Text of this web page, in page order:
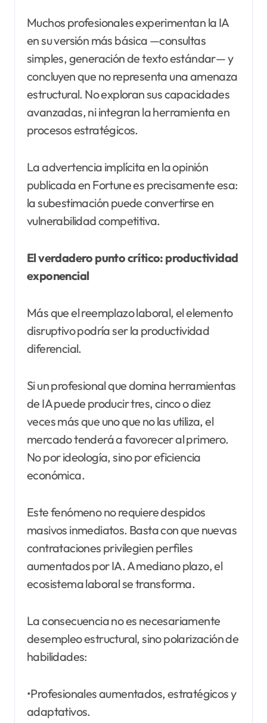
Muchos profesionales experimentan la IA
en su versión más básica —consultas
simples, generación de texto estándar— y
concluyen que no representa una amenaza
estructural. No exploran sus capacidades
avanzadas, ni integran la herramienta en
procesos estratégicos.
La advertencia implícita en la opinión
publicada en Fortune es precisamente esa:
la subestimación puede convertirse en
vulnerabilidad competitiva.
El verdadero punto crítico: productividad
exponencial
Más que el reemplazo laboral, el elemento
disruptivo podría ser la productividad
diferencial.
Si un profesional que domina herramientas
de IA puede producir tres, cinco o diez
veces más que uno que no las utiliza, el
mercado tenderá a favorecer al primero.
No por ideología, sino por eficiencia
económica.
Este fenómeno no requiere despidos
masivos inmediatos. Basta con que nuevas
contrataciones privilegien perfiles
aumentados por IA. A mediano plazo, el
ecosistema laboral se transforma.
La consecuencia no es necesariamente
desempleo estructural, sino polarización de
habilidades:
•Profesionales aumentados, estratégicos y
adaptativos.